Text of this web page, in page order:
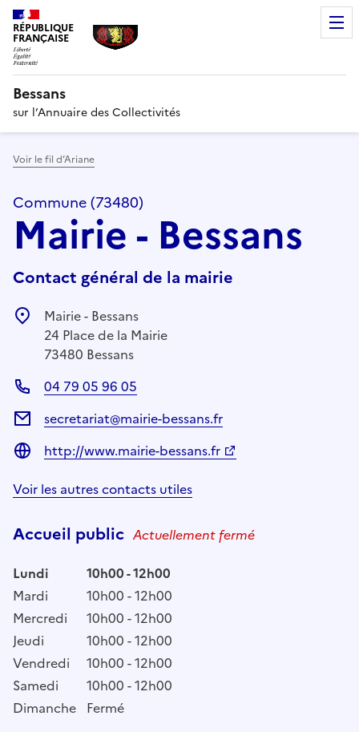
RÉPUBLIQUE
FRANÇAISE
Bessans
sur l’Annuaire des Collectivités
Voir le fil d’Ariane
Commune (73480)
Mairie - Bessans
Contact général de la mairie
Mairie - Bessans
24 Place de la Mairie
73480 Bessans
04 79 05 96 05
secretariat@mairie-bessans.fr
http://www.mairie-bessans.fr
Voir les autres contacts utiles
Accueil public Actuellement fermé
Lundi
10h00 - 12h00
Mardi
10h00 - 12h00
Mercredi
10h00 - 12h00
Jeudi
10h00 - 12h00
Vendredi
10h00 - 12h00
Samedi
10h00 - 12h00
Dimanche Fermé